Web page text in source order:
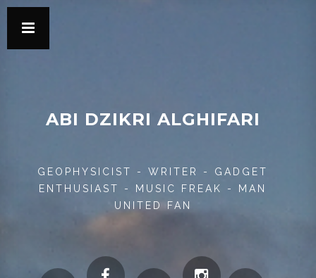
ABI DZIKRI ALGHIFARI
GEOPHYSICIST - WRITER - GADGET
ENTHUSIAST - MUSIC FREAK - MAN
UNITED FAN